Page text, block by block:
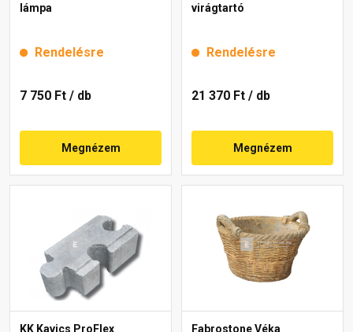
lámpa
Rendelésre
7 750 Ft / db
Megnézem
virágtartó
Rendelésre
21 370 Ft / db
Megnézem
KK Kavics ProFlex
Fabrostone Véka